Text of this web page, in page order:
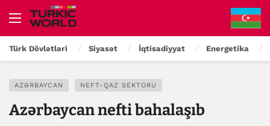
Türk Dövlətləri Siyasət İqtisadiyyat Energetika
AZƏRBAYCAN NEFT-QAZ SEKTORU
Azərbaycan nefti bahalaşıb